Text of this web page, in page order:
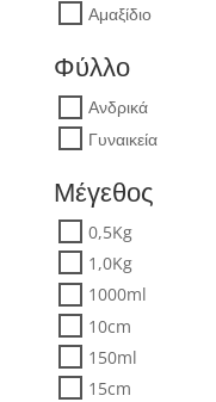
Αμαξίδιο
Φύλλο
Ανδρικά
Γυναικεία
Μέγεθος
0,5Kg
1,0Kg
1000ml
10cm
150ml
15cm